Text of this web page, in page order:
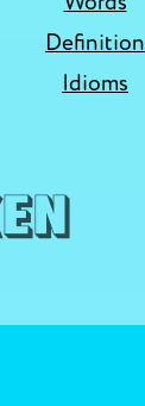
Definition
Idioms